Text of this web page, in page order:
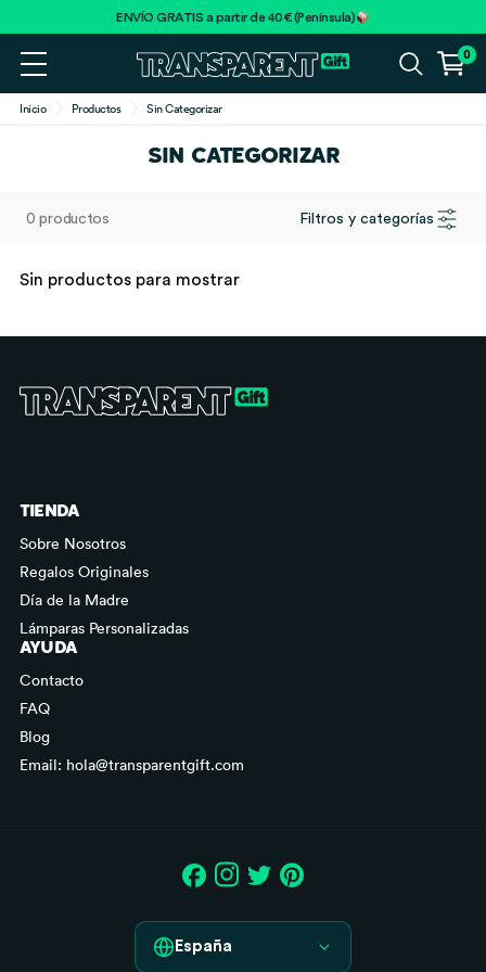
ENVÍO GRATIS a partir de 40€ (Península)
0
Inicio Productos Sin Categorizar
SIN CATEGORIZAR
0 productos Filtros y categorías
Sin productos para mostrar
TIENDA
Sobre Nosotros
Regalos Originales
Día de la Madre
Lámparas Personalizadas
AYUDA
Contacto
FAQ
Blog
Email: hola@transparentgift.com
España